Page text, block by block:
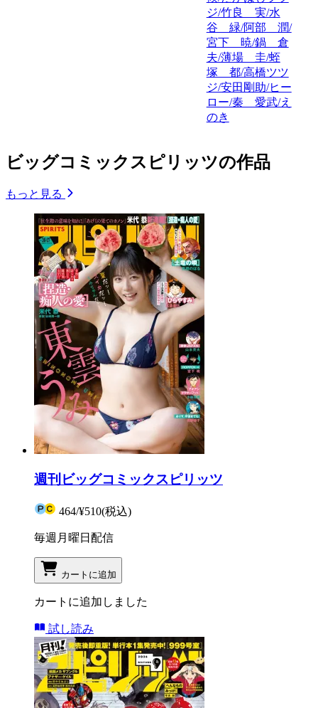
ジ/竹良 実/水
谷 緑/阿部 潤/
宮下 暁/鍋 倉
夫/薄場 圭/蛭
塚 都/高橋ツツ
ジ/安田剛助/ヒー
ロー/秦 愛武/え
のき
ビッグコミックスピリッツの作品
もっと見る
週刊ビッグコミックスピリッツ
464/¥510(税込)
毎週月曜日配信
カートに追加
カートに追加しました
試し読み